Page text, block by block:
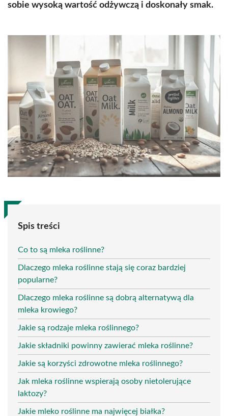
sobie wysoką wartość odżywczą i doskonały smak.
Spis treści
Co to są mleka roślinne?
Dlaczego mleka roślinne stają się coraz bardziej
popularne?
Dlaczego mleka roślinne są dobrą alternatywą dla
mleka krowiego?
Jakie są rodzaje mleka roślinnego?
Jakie składniki powinny zawierać mleka roślinne?
Jakie są korzyści zdrowotne mleka roślinnego?
Jak mleka roślinne wspierają osoby nietolerujące
laktozy?
Jakie mleko roślinne ma najwięcej białka?